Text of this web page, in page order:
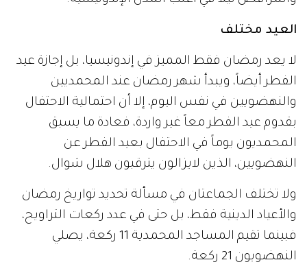
العيد مختلف
لا يعد رمضان فقط المميز في إندونيسيا، بل إجازة عيد
الفطر أيضاً، ويبدأ شهر رمضان عند المحمديين
والنهضويين في نفس اليوم، إلا أن احتمالية الاحتفال
بقدوم عيد الفطر معاً غير واردة، فعادة ما يسبق
المحمديون يوماً في الاحتفال بعيد الفطر عن
النهضويين، الذين لايزالون يترقبون هلال شوال.
ولا تختلف الجماعتان في مسألة تحديد تواريخ رمضان
والأعياد الدينية فقط، بل حتى في عدد ركعات التراويح،
فبينما تقيم المساجد المحمدية 11 ركعة، يصلي
النهضويون 21 ركعة.